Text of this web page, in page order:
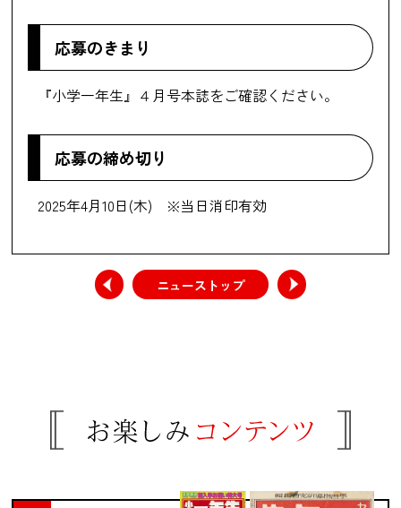
応募のきまり
『小学一年生』４月号本誌をご確認ください。
応募の締め切り
2025年4月10日(木) ※当日消印有効
ニューストップ